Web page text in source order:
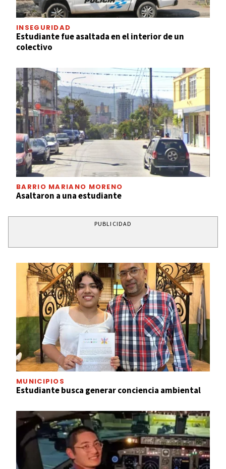
INSEGURIDAD
Estudiante fue asaltada en el interior de un
colectivo
BARRIO MARIANO MORENO
Asaltaron a una estudiante
PUBLICIDAD
MUNICIPIOS
Estudiante busca generar conciencia ambiental